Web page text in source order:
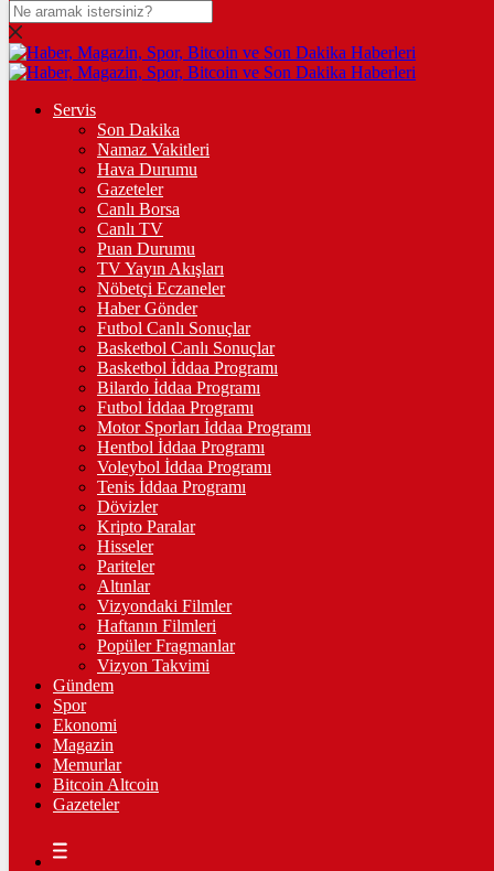
DOLAR
47,7038$% 0.15
% 0.35
STERLİN
% 0.41
GRAM ALTIN
%2,58
ÇEYREK ALTIN
10.909,00%2,60
TAM ALTIN
43.449,00%2,59
%2,51
%-0,14
฿%0.3
LİTECOİN
2191.18Ł%0.7
ETHEREUM
91538 Ξ%0.2
RİPPLE
Servis
Son Dakika
Namaz Vakitleri
Hava Durumu
Gazeteler
Canlı Borsa
Canlı TV
Puan Durumu
TV Yayın Akışları
Nöbetçi Eczaneler
Haber Gönder
Futbol Canlı Sonuçlar
Basketbol Canlı Sonuçlar
Basketbol İddaa Programı
Bilardo İddaa Programı
Futbol İddaa Programı
Motor Sporları İddaa Programı
Hentbol İddaa Programı
Voleybol İddaa Programı
Tenis İddaa Programı
Dövizler
Kripto Paralar
Hisseler
Pariteler
Altınlar
Vizyondaki Filmler
Haftanın Filmleri
Popüler Fragmanlar
Vizyon Takvimi
Gündem
Spor
Ekonomi
Magazin
Memurlar
Bitcoin Altcoin
Gazeteler